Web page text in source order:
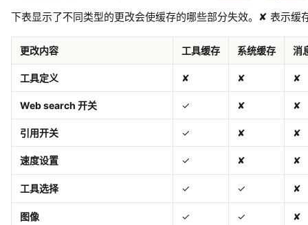
下表显示了不同类型的更改会使缓存的哪些部分失效。✘ 表示缓
更改内容 工具缓存 系统缓存 消
工具定义 ✘ ✘ ✘
Web search 开关 ✓ ✘ ✘
引用开关 ✓ ✘ ✘
速度设置 ✓ ✘ ✘
工具选择 ✓ ✓ ✘
图像 ✓ ✓ ✘